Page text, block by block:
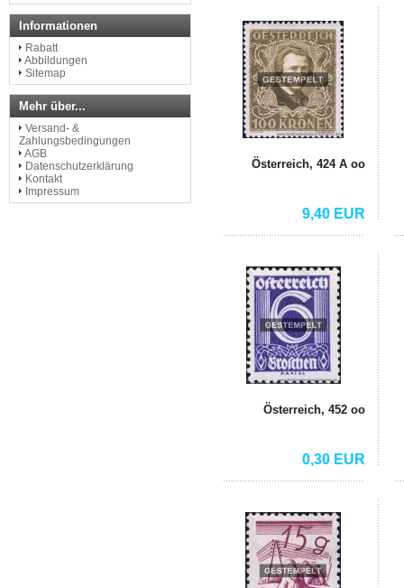
Österreich, 424 A oo
9,40 EUR
Österreich, 452 oo
0,30 EUR
Informationen
Rabatt
Abbildungen
Sitemap
Mehr über...
Versand- &
Zahlungsbedingungen
AGB
Datenschutzerklärung
Kontakt
Impressum